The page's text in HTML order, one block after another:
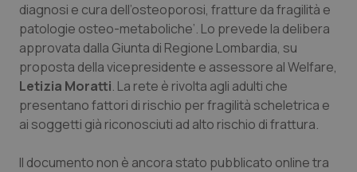
Emilia-Romagna
Friuli Venezia Giulia
Lazio
Colesterolo & coronaropatie
Dermatite Atopica
Diabete & glucometri
diagnosi e cura dell’osteoporosi, fratture da fragilità e
patologie osteo-metaboliche’. Lo prevede la delibera
approvata dalla Giunta di Regione Lombardia, su
proposta della vicepresidente e assessore al Welfare,
Letizia Moratti. La rete è rivolta agli adulti che
presentano fattori di rischio per fragilità scheletrica e
ai soggetti già riconosciuti ad alto rischio di frattura.
Il documento non è ancora stato pubblicato online tra